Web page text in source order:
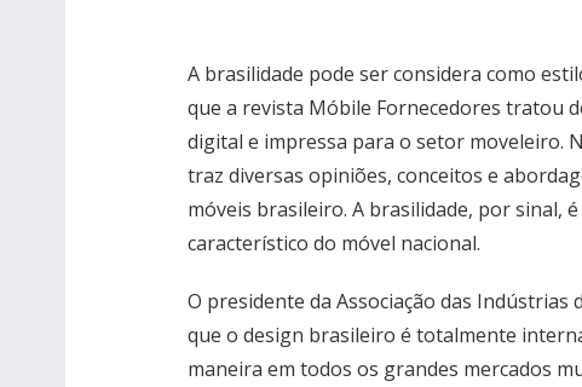
A brasilidade pode ser considera como
que a revista Móbile Fornecedores tratou
digital e impressa para o setor moveleiro.
traz diversas opiniões, conceitos e
móveis brasileiro. A brasilidade, por sinal,
característico do móvel nacional.
O presidente da Associação das
que o design brasileiro é totalmente
maneira em todos os grandes mercados